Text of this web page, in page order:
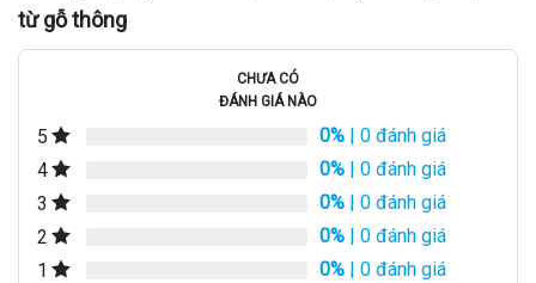
từ gỗ thông
CHƯA CÓ
ĐÁNH GIÁ NÀO
5 0% | 0 đánh giá
4
0% | 0 đánh giá
3
0% | 0 đánh giá
2
0% | 0 đánh giá
1
0% | 0 đánh giá